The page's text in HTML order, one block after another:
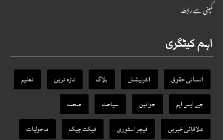
کمپنی سے رابطہ
اہم کیٹگری
انسانی حقوق انٹرنیشنل بلاگ تازہ ترین
تعلیم
جے ایس ایم
خواتین سیاحت
صحت
علاقائی خبریں
فیچر اسٹوری فیکٹ‌ چیک ماحولیات